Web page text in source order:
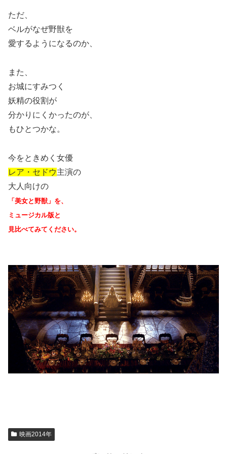
ただ、
ベルがなぜ野獣を
愛するようになるのか、
また、
お城にすみつく
妖精の役割が
分かりにくかったのが、
もひとつかな。
今をときめく女優
レア・セドウ主演の
大人向けの
「美女と野獣」を、
ミュージカル版と
見比べてみてください。
映画2014年